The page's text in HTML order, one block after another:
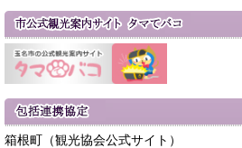
箱根町（観光協会公式サイト）